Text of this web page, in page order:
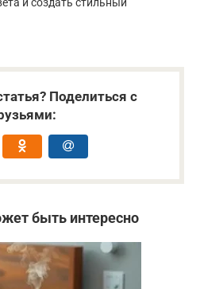
и создать стильный
Поделиться с
быть интересно